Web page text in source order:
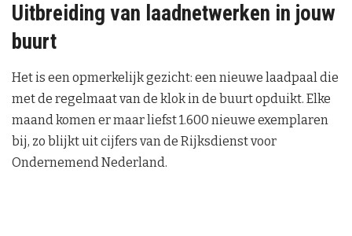
Uitbreiding van laadnetwerken in jouw
buurt
Het is een opmerkelijk gezicht: een nieuwe laadpaal die
met de regelmaat van de klok in de buurt opduikt. Elke
maand komen er maar liefst 1.600 nieuwe exemplaren
bij, zo blijkt uit cijfers van de Rijksdienst voor
Ondernemend Nederland.